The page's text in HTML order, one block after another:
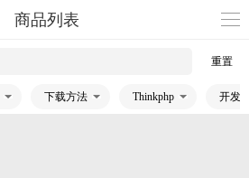
商品列表
重置
下载方法 Thinkphp 开发